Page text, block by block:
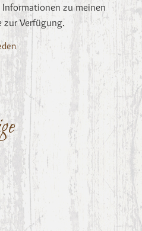
zu meinen
zur Verfügung.